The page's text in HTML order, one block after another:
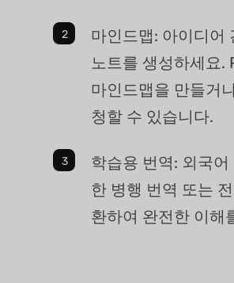
마인드맵: 아이디어
노트를 생성하세요.
마인드맵을 만들거
청할 수 있습니다.
학습용 번역: 외국
한 병행 번역 또는
환하여 완전한 이해